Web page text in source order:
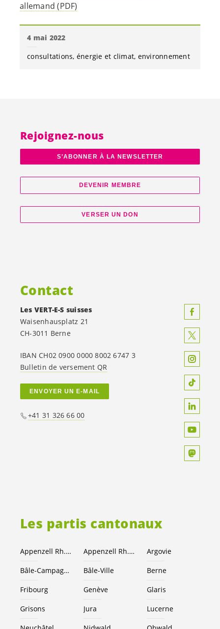
allemand (PDF)
4 mai 2022
consultations énergie et climat environnement
Les partis cantonaux
Appenzell Rh.-Ext. Appenzell Rh.-I. Argovie
Bâle-Campagne Bâle-Ville Berne
Fribourg Genève Glaris
Grisons Jura Lucerne
Rejoignez-nous
S’ABONNER À LA NEWSLETTER
DEVENIR MEMBRE
VERSER UN DON
Contact
Les VERT-E-S suisses
Waisenhausplatz 21
CH-3011 Berne
IBAN CH02 0900 0000 8002 6747 3
Bulletin de versement QR
ENVOYER UN E-MAIL
+41 31 326 66 00